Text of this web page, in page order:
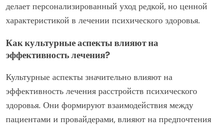
делает персонализированный уход редкой, но ценной
характеристикой в лечении психического здоровья.
Как культурные аспекты влияют на
эффективность лечения?
Культурные аспекты значительно влияют на
эффективность лечения расстройств психического
здоровья. Они формируют взаимодействия между
пациентами и провайдерами, влияют на предпочтения